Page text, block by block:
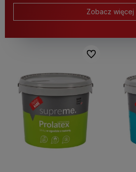
Zobacz więcej
Do ulubionych